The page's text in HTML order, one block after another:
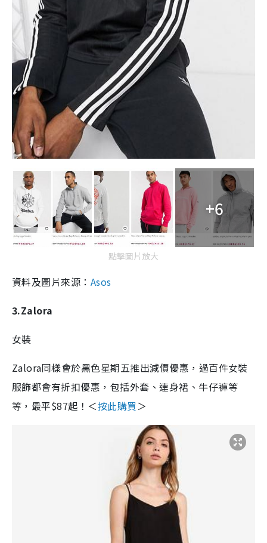
+6
點擊圖片放大
資料及圖片來源： Asos
3.Zalora
女裝
Zalora同樣會於黑色星期五推出減價優惠，過百件女裝
服飾都會有折扣優惠，包括外套、連身裙、牛仔褲等
等，最平$87起！＜按此購買 ＞